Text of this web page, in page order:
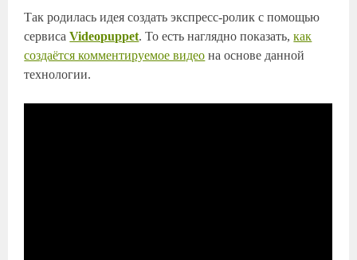
Так родилась идея создать экспресс-ролик с помощью
сервисаVideopuppet. То есть наглядно показать,как
создаётся комментируемое видео на основе данной
технологии.